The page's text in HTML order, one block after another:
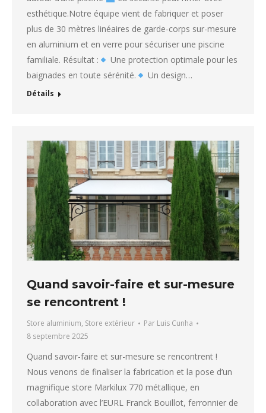
esthétique.Notre équipe vient de fabriquer et poser
plus de 30 mètres linéaires de garde-corps sur-mesure
en aluminium et en verre pour sécuriser une piscine
familiale. Résultat :
Une protection optimale pour les
baignades en toute sérénité.
Un design…
Détails
Quand savoir-faire et sur-mesure
se rencontrent !
Store aluminium, Store extérieur Par Luis Cunha
8 septembre 2025
Quand savoir-faire et sur-mesure se rencontrent !
Nous venons de finaliser la fabrication et la pose d’un
magnifique store Markilux 770 métallique, en
collaboration avec l’EURL Franck Bouillot, ferronnier de